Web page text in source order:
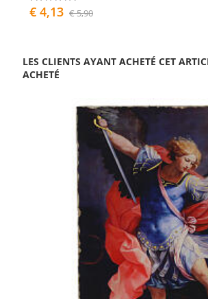
€ 4,13 € 5,90
LES CLIENTS AYANT ACHETÉ CET
ACHETÉ